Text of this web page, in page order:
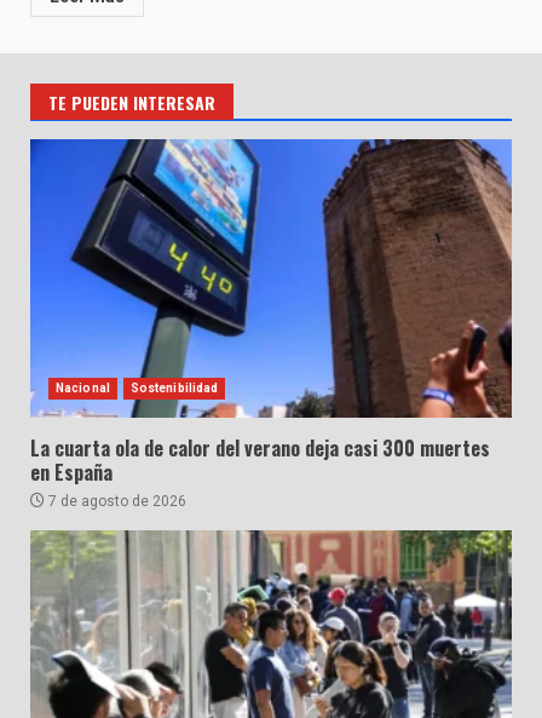
TE PUEDEN INTERESAR
Nacional Sostenibilidad
La cuarta ola de calor del verano deja casi 300 muertes
en España
7 de agosto de 2026